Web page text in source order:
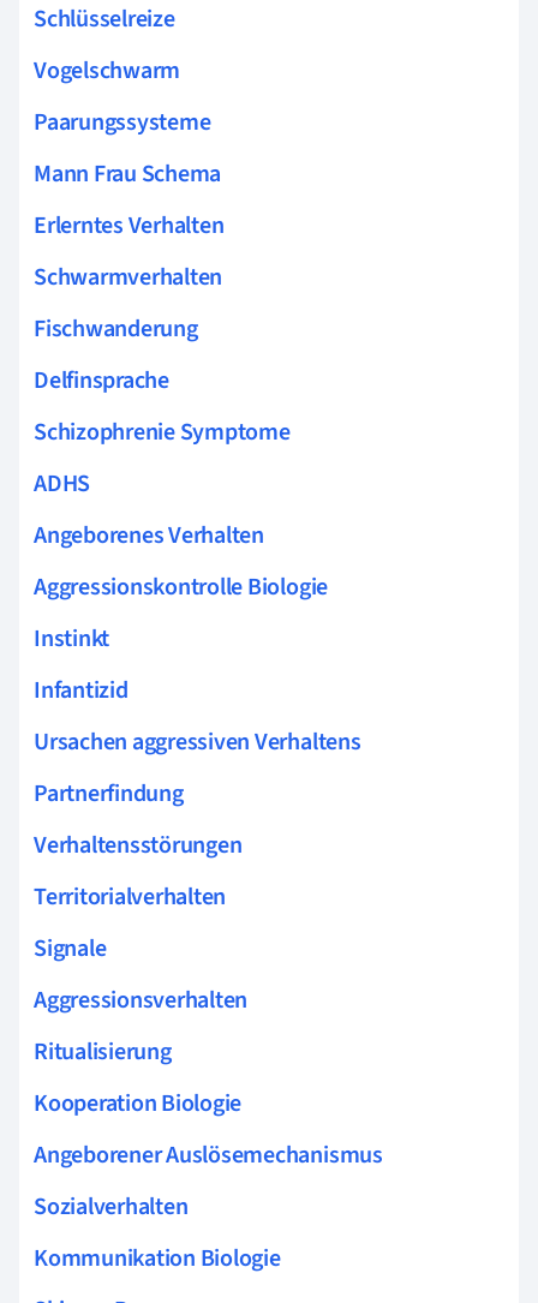
Schlüsselreize
Vogelschwarm
Paarungssysteme
Mann Frau Schema
Erlerntes Verhalten
Schwarmverhalten
Fischwanderung
Delfinsprache
Schizophrenie Symptome
ADHS
Angeborenes Verhalten
Aggressionskontrolle Biologie
Instinkt
Infantizid
Ursachen aggressiven Verhaltens
Partnerfindung
Verhaltensstörungen
Territorialverhalten
Signale
Aggressionsverhalten
Ritualisierung
Kooperation Biologie
Angeborener Auslösemechanismus
Sozialverhalten
Kommunikation Biologie